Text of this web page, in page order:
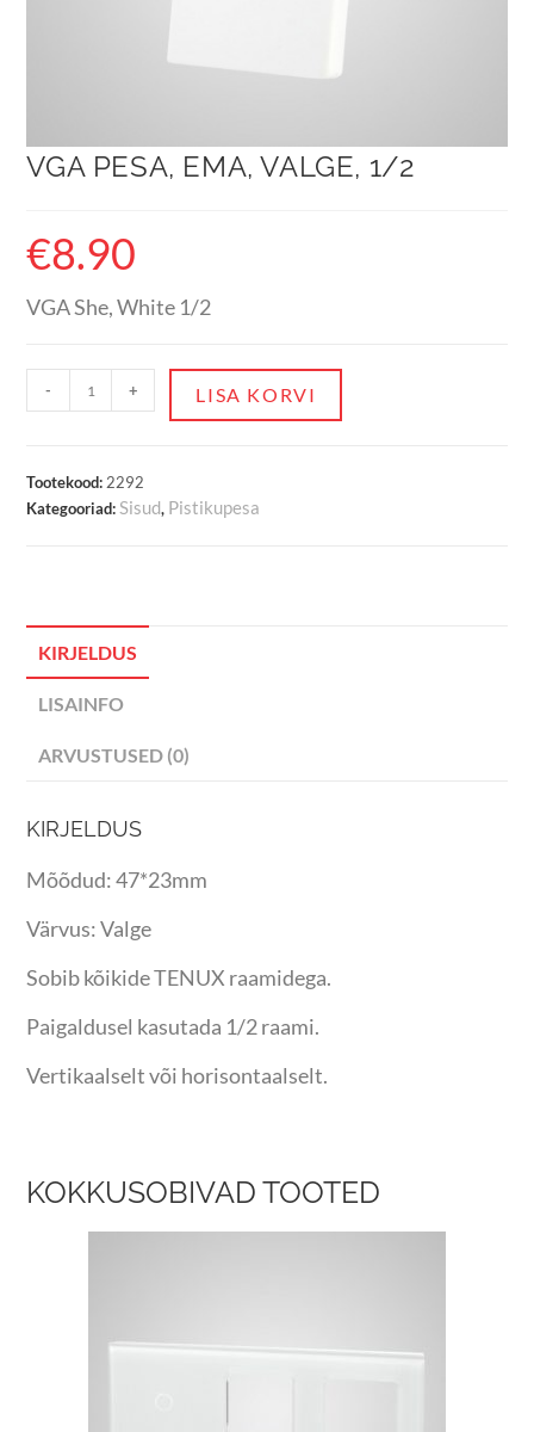
VGA PESA, EMA, VALGE, 1/2
€8.90
VGA She, White 1/2
- + LISA KORVI
Tootekood: 2292
Kategooriad:Sisud, Pistikupesa
KIRJELDUS
LISAINFO
ARVUSTUSED (0)
KIRJELDUS
Mõõdud: 47*23mm
Värvus: Valge
Sobib kõikide TENUX raamidega.
Paigaldusel kasutada 1/2 raami.
Vertikaalselt või horisontaalselt.
KOKKUSOBIVAD TOOTED